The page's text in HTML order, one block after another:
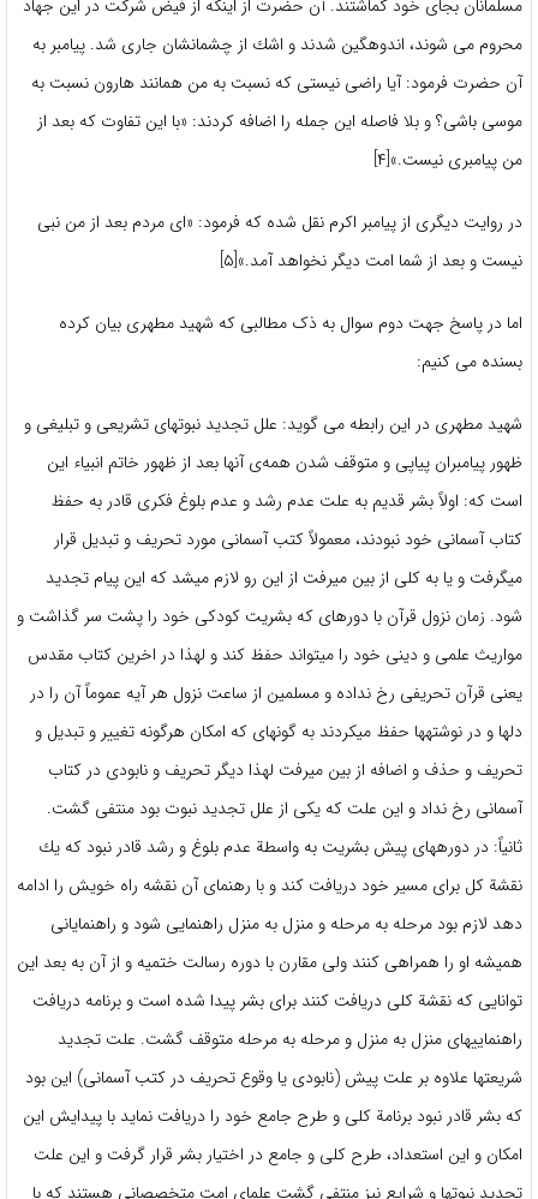
مسلمانان بجای خود گماشتند. آن حضرت از اینكه از فیض شركت در این جهاد
محروم می شوند، اندوهگین شدند و اشك از چشمانشان جاری شد. پیامبر به
آن حضرت فرمود: آیا راضی نیستی كه نسبت به من همانند هارون نسبت به
موسی باشی؟ و بلا فاصله این جمله را اضافه كردند: «با این تفاوت كه بعد از
من پیامبری نیست.»[۴]
در روایت دیگری از پیامبر اكرم نقل شده كه فرمود: «ای مردم بعد از من نبی
نیست و بعد از شما امت دیگر نخواهد آمد.»[۵]
اما در پاسخ جهت دوم سوال به ذک مطالبی که شهید مطهری بیان کرده
بسنده می کنیم:
شهید مطهری در این رابطه می گوید: علل تجدید نبوت‎های تشریعی و تبلیغی و
ظهور پیامبران پیاپی و متوقف شدن همه‌ی آنها بعد از ظهور خاتم انبیاء این
است كه: اولاً‌ بشر قدیم به علت عدم رشد و عدم بلوغ فكری قادر به حفظ
كتاب آسمانی خود نبودند، معمولاً‌ كتب آسمانی مورد تحریف و تبدیل قرار
می‎گرفت و یا به كلی از بین می‎رفت از این رو لازم می‎شد كه این پیام تجدید
شود. زمان نزول قرآن با دوره‎ای كه بشریت كودكی خود را پشت سر گذاشت و
مواریث علمی و دینی خود را میتواند حفظ كند و لهذا در اخرین كتاب مقدس
یعنی قرآن تحریفی رخ نداده و مسلمین از ساعت نزول هر آیه عموماً‌ آن را در
دلها و در نوشته‎ها حفظ می‎كردند به گونه‎ای كه امكان هرگونه تغییر و تبدیل و
تحریف و حذف و اضافه از بین می‎رفت لهذا دیگر تحریف و نابودی در كتاب
آسمانی رخ نداد و این علت كه یكی از علل تجدید نبوت بود منتفی گشت.
ثانیاً: در دوره‎های پیش بشریت به واسطة عدم بلوغ و رشد قادر نبود كه یك
نقشة كل برای مسیر خود دریافت كند و با رهنمای آن نقشه راه خویش را ادامه
دهد لازم بود مرحله به مرحله و منزل به منزل راهنمایی شود و راهنمایانی
همیشه او را همراهی كنند ولی مقارن با دوره رسالت ختمیه و از آن به بعد این
توانایی كه نقشة كلی دریافت كنند برای بشر پیدا شده است و برنامه دریافت
راهنمایی‎های منزل به منزل و مرحله به مرحله متوقف گشت. علت تجدید
شریعت‎ها علاوه بر علت پیش (نابودی یا وقوع تحریف در كتب آسمانی) این بود
كه بشر قادر نبود برنامة كلی و طرح جامع خود را دریافت نماید با پیدایش این
امكان و این استعداد، طرح كلی و جامع در اختیار بشر قرار گرفت و این علت
تجدید نبوت‎ها و شرایع نیز منتفی گشت علمای امت متخصصانی هستند كه با